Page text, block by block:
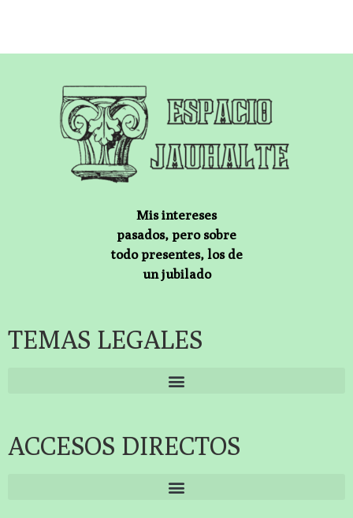
Mis intereses
pasados, pero sobre
todo presentes, los de
un jubilado
TEMAS LEGALES
ACCESOS DIRECTOS